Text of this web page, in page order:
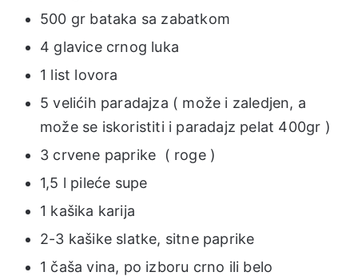
500 gr bataka sa zabatkom
4 glavice crnog luka
1 list lovora
5 velićih paradajza ( može i zaledjen, a
može se iskoristiti i paradajz pelat 400gr )
3 crvene paprike ( roge )
1,5 l pileće supe
1 kašika karija
2-3 kašike slatke, sitne paprike
1 čaša vina, po izboru crno ili belo